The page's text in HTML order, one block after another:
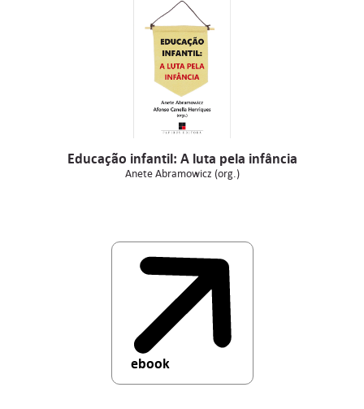
Educação infantil: A luta pela infância
Anete Abramowicz (org.)
ebook